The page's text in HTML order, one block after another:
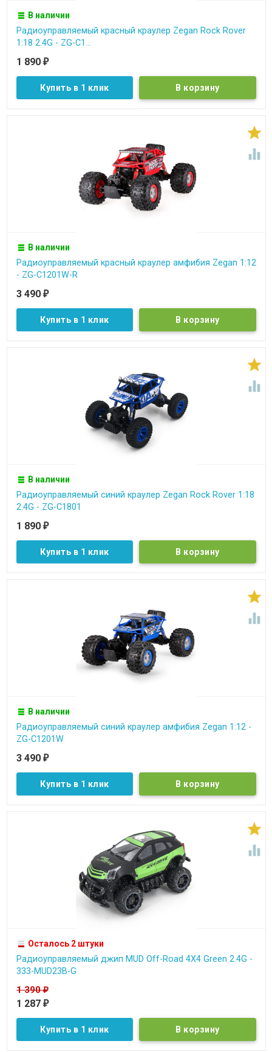
В наличии
Радиоуправляемый красный краулер Zegan Rock Rover
1:18 2.4G - ZG-C1...
1 890 ₽
Купить в 1 клик


В наличии
Радиоуправляемый красный краулер амфибия Zegan 1:12
- ZG-C1201W-R
3 490 ₽
Купить в 1 клик


В наличии
Радиоуправляемый синий краулер Zegan Rock Rover 1:18
2.4G - ZG-C1801
1 890 ₽
Купить в 1 клик


В наличии
Радиоуправляемый синий краулер амфибия Zegan 1:12 -
ZG-C1201W
3 490 ₽
Купить в 1 клик


Осталось 2 штуки
Радиоуправляемый джип MUD Off-Road 4X4 Green 2.4G -
333-MUD23B-G
1 390₽
1 287 ₽
Купить в 1 клик